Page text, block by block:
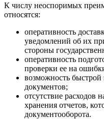
К числу неоспоримых
относятся:
оперативность
уведомлений об их
стороны
оперативность
проверки ее на
возможность
документов;
отсутствие расходов
хранения отчетов,
документооборота.